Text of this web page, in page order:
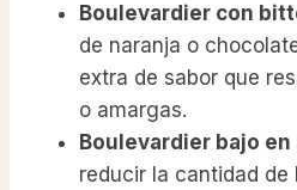
Boulevardier con
de naranja o
extra de sabor que
o amargas.
Boulevardier bajo
reducir la cantidad de